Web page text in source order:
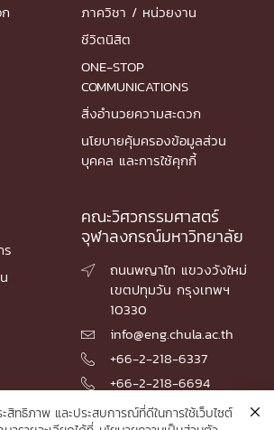
ภาควิชา / หน่วยงาน
ชีวิตนิสิต
ONE-STOP
COMMUNICATIONS
สิ่งอำนวยความสะดวก
นโยบายคุ้มครองข้อมูลส่วน
บุคคล และการใช้คุกกี้
คณะวิศวกรรมศาสตร์
จุฬาลงกรณ์มหาวิทยาลัย

ถนนพญาไท แขวงวังใหม่
เขตปทุมวัน กรุงเทพฯ
10330
 info@eng.chula.ac.th
 +66-2-218-6337
 +66-2-218-6694
สิทธิภาพ และประสบการณ์ที่ดีในการใช้เว็บไซต์